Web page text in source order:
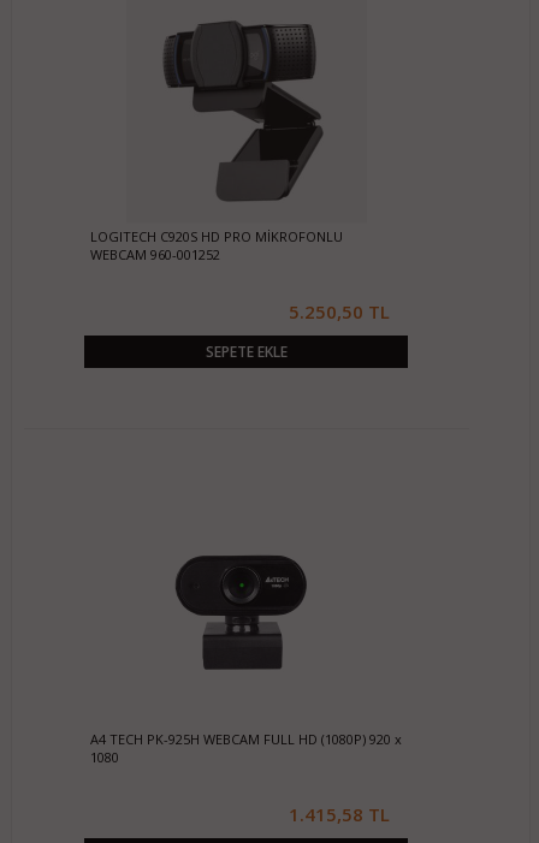
LOGITECH C920S HD PRO MİKROFONLU
WEBCAM 960-001252
5.250,50 TL
SEPETE EKLE
A4 TECH PK-925H WEBCAM FULL HD (1080P) 920 x
1080
1.415,58 TL